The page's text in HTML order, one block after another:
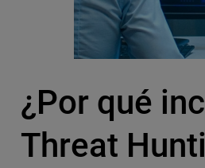
¿Por qué
Threat